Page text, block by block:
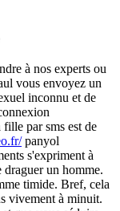
à nos experts ou
vous envoyez un
inconnu et de
par sms est de
panyol
s'expriment à
draguer un homme.
timide. Bref, cela
vivement à minuit.